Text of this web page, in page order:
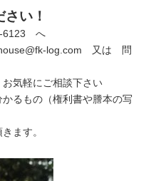
い！
6123 へ
log.com 又は 問
気軽にご相談下さい
るもの（権利書や謄本の写
ます。